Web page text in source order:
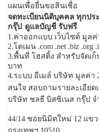
แผนเพื่อยื่นขอสินเชื่อ
จดทะเบียนนิติบุคคล ทุกปร
กรุ๊ป ดูแลบัญชี รับฟรี
1.ค่าออกแบบ เว็บไซต์ มูลค่
2.โดเมน .com .net .biz
3.พื้นที่ โฮสติ้ง สำหรับจัดเก็
บาท
4.ระบบ อีเมล์ บริษัท มูลค่า
สนใจ สอบถามรายละเอียด
บริษัท ชลธี บิสซิเนส กรุ๊ป จ
44/14 ซอยนิมิตใหม่ 12 แข
กรุงเทพฯ 10510